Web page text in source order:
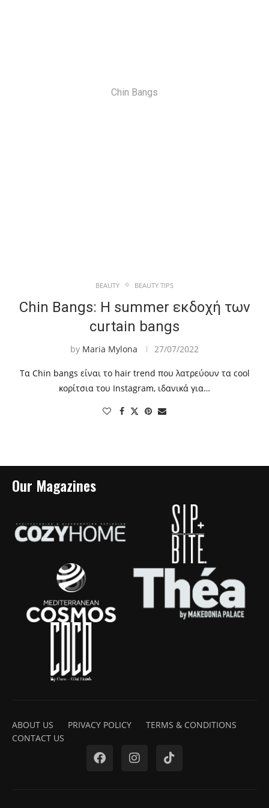
Chin Bangs
BEAUTY BEAUTY TIPS
Chin Bangs: H summer εκδοχή των
curtain bangs
by Maria Mylona 27/07/2022
Tα Chin bangs είναι το hair trend που λατρεύουν τα cool
κορίτσια του Instagram, ιδανικά για…
Our Magazines
ABOUT US PRIVACY POLICY
TERMS & CONDITIONS
CONTACT US